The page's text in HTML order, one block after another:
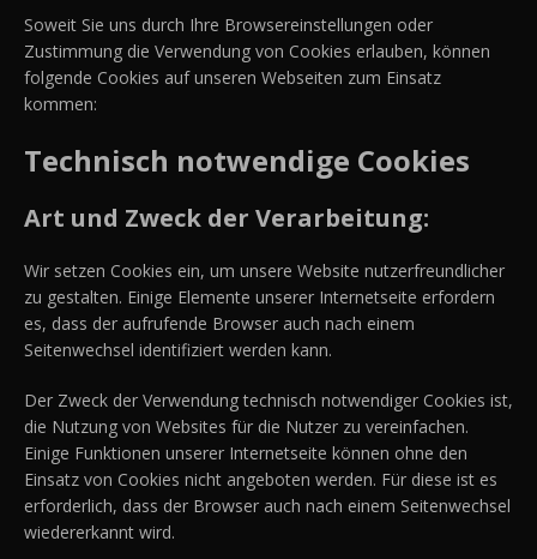
Soweit Sie uns durch Ihre Browsereinstellungen oder
Zustimmung die Verwendung von Cookies erlauben, können
folgende Cookies auf unseren Webseiten zum Einsatz
kommen:
Technisch notwendige Cookies
Art und Zweck der Verarbeitung:
Wir setzen Cookies ein, um unsere Website nutzerfreundlicher
zu gestalten. Einige Elemente unserer Internetseite erfordern
es, dass der aufrufende Browser auch nach einem
Seitenwechsel identifiziert werden kann.
Der Zweck der Verwendung technisch notwendiger Cookies ist,
die Nutzung von Websites für die Nutzer zu vereinfachen.
Einige Funktionen unserer Internetseite können ohne den
Einsatz von Cookies nicht angeboten werden. Für diese ist es
erforderlich, dass der Browser auch nach einem Seitenwechsel
wiedererkannt wird.